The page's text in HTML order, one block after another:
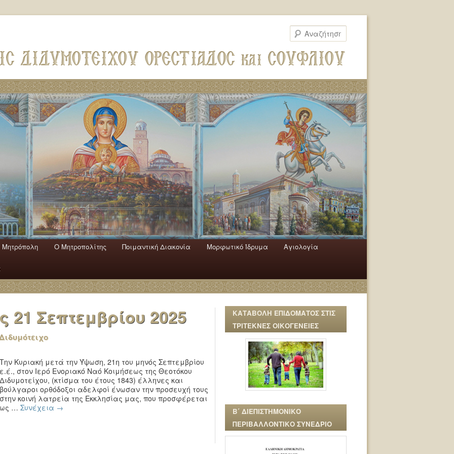
Mητρόπολη Ο Mητροπολίτης Ποιμαντική Διακονία Μορφωτικό Ίδρυμα Αγιολογία
21 Σεπτεμβρίου 2025
Την Κυριακή μετά την Ύψωση, 21η του μηνός Σεπτεμβρίου
ε.έ., στον Ιερό Ενοριακό Ναό Κοιμήσεως της Θεοτόκου
Διδυμοτείχου, (κτίσμα του έτους 1843) έλληνες και
βούλγαροι ορθόδοξοι αδελφοί ένωσαν την προσευχή τους
στην κοινή λατρεία της Εκκλησίας μας, που προσφέρεται
ως … Συνέχεια →
ΚΑΤΑΒΟΛΗ ΕΠΙΔΟΜΑΤΟΣ ΣΤΙΣ
ΤΡΙΤΕΚΝΕΣ ΟΙΚΟΓΕΝΕΙΕΣ
Β΄ ΔΙΕΠΙΣΤΗΜΟΝΙΚΟ
ΠΕΡΙΒΑΛΛΟΝΤΙΚΟ ΣΥΝΕΔΡΙΟ